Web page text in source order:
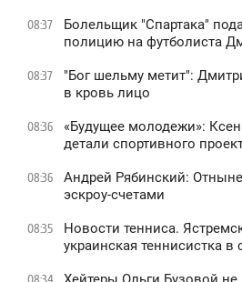
08:37
Болельщик "Спартака"
полицию на футболиста
08:37
"Бог шельму метит":
в кровь лицо
08:36
«Будущее молодежи»:
детали спортивного
08:36
Андрей Рябинский:
эскроу-счетами
08:35
Новости тенниса.
украинская теннисистка в